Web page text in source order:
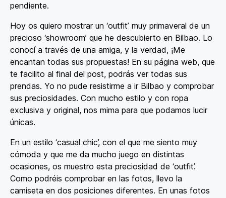
pendiente.
Hoy os quiero mostrar un ‘outfit’ muy primaveral de un
precioso ‘showroom’ que he descubierto en Bilbao. Lo
conocí a través de una amiga, y la verdad, ¡Me
encantan todas sus propuestas! En su página web, que
te facilito al final del post, podrás ver todas sus
prendas. Yo no pude resistirme a ir Bilbao y comprobar
sus preciosidades. Con mucho estilo y con ropa
exclusiva y original, nos mima para que podamos lucir
únicas.
En un estilo ‘casual chic’, con el que me siento muy
cómoda y que me da mucho juego en distintas
ocasiones, os muestro esta preciosidad de ‘outfit’.
Como podréis comprobar en las fotos, llevo la
camiseta en dos posiciones diferentes. En unas fotos